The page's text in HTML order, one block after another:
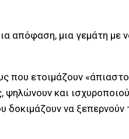
απόφαση, μια γεμάτη
που ετοιμάζουν
ψηλώνουν και
δοκιμάζουν να